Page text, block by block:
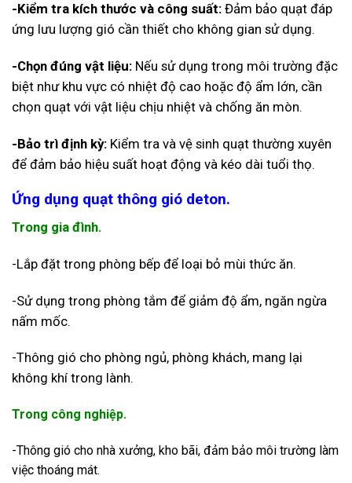
-Kiểm tra kích thước và công suất: Đảm bảo quạt đáp
ứng lưu lượng gió cần thiết cho không gian sử dụng.
-Chọn đúng vật liệu: Nếu sử dụng trong môi trường đặc
biệt như khu vực có nhiệt độ cao hoặc độ ẩm lớn, cần
chọn quạt với vật liệu chịu nhiệt và chống ăn mòn.
-Bảo trì định kỳ: Kiểm tra và vệ sinh quạt thường xuyên
để đảm bảo hiệu suất hoạt động và kéo dài tuổi thọ.
Ứng dụng quạt thông gió deton.
Trong gia đình.
-Lắp đặt trong phòng bếp để loại bỏ mùi thức ăn.
-Sử dụng trong phòng tắm để giảm độ ẩm, ngăn ngừa
nấm mốc.
-Thông gió cho phòng ngủ, phòng khách, mang lại
không khí trong lành.
Trong công nghiệp.
-Thông gió cho nhà xưởng, kho bãi, đảm bảo môi trường làm
việc thoáng mát.